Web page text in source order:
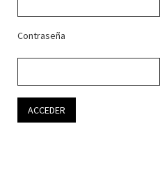
Contraseña